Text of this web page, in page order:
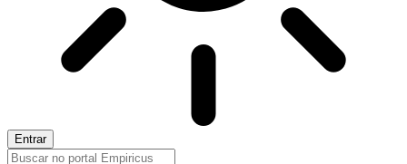
Entrar